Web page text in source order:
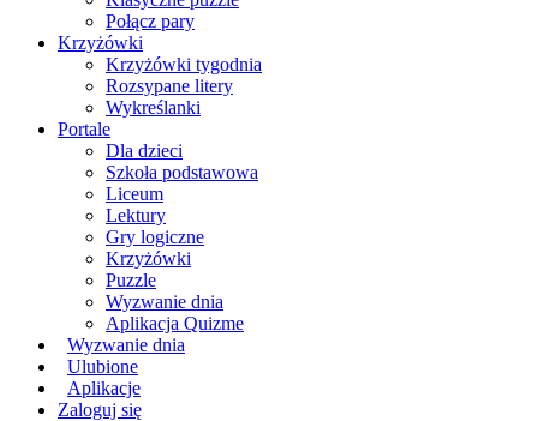
Połącz pary
Krzyżówki
Krzyżówki tygodnia
Rozsypane litery
Wykreślanki
Portale
Dla dzieci
Szkoła podstawowa
Liceum
Lektury
Gry logiczne
Krzyżówki
Puzzle
Wyzwanie dnia
Aplikacja Quizme
Wyzwanie dnia
Ulubione
Aplikacje
Zaloguj się